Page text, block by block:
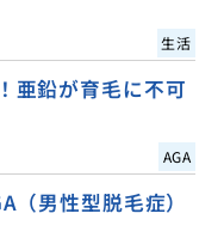
生活
亜鉛が育毛に不可
AGA
（男性型脱毛症）